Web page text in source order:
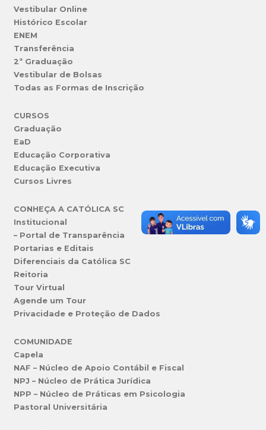
Vestibular Online
Histórico Escolar
ENEM
Transferência
2ª Graduação
Vestibular de Bolsas
Todas as Formas de Inscrição
CURSOS
Graduação
EaD
Educação Corporativa
Educação Executiva
Cursos Livres
CONHEÇA A CATÓLICA SC
Institucional
– Portal de Transparência
Portarias e Editais
Diferenciais da Católica SC
Reitoria
Tour Virtual
Agende um Tour
Privacidade e Proteção de Dados
COMUNIDADE
Capela
NAF – Núcleo de Apoio Contábil e Fiscal
NPJ – Núcleo de Prática Jurídica
NPP – Núcleo de Práticas em Psicologia
Pastoral Universitária